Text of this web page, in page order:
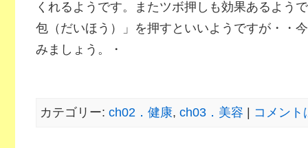
くれるようです。またツボ押しも効果あるよう
包（だいほう）」を押すといいようですが・・
みましょう。・
カテゴリー: ch02．健康, ch03．美容 コメント